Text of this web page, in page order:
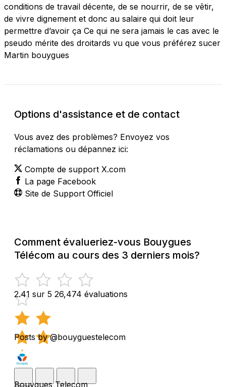
conditions de travail décente, de se nourrir, de se vêtir,
de vivre dignement et donc au salaire qui doit leur
permettre d’avoir ça Ce qui ne sera jamais le cas avec le
pseudo mérite des droitards vu que vous préférez sucer
Martin bouygues
Options d'assistance et de contact
Vous avez des problèmes? Envoyez vos
réclamations ou dépannez ici:
Compte de support X.com
La page Facebook
Site de Support Officiel
Comment évalueriez-vous Bouygues
Télécom au cours des 3 derniers mois?
2.41 sur 5 26,474 évaluations
Posts by @bouyguestelecom
Bouygues Telecom